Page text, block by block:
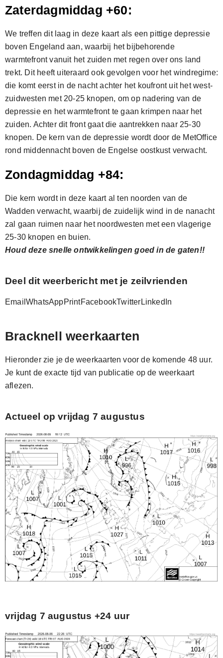
Zaterdagmiddag +60:
We treffen dit laag in deze kaart als een pittige depressie
boven Engeland aan, waarbij het bijbehorende
warmtefront vanuit het zuiden met regen over ons land
trekt. Dit heeft uiteraard ook gevolgen voor het windregime:
die komt eerst in de nacht achter het koufront uit het west-
zuidwesten met 20-25 knopen, om op nadering van de
depressie en het warmtefront te gaan krimpen naar het
zuiden. Achter dit front gaat die aantrekken naar 25-30
knopen. De kern van de depressie wordt door de MetOffice
rond middennacht boven de Engelse oostkust verwacht.
Zondagmiddag +84:
Die kern wordt in deze kaart al ten noorden van de
Wadden verwacht, waarbij de zuidelijk wind in de nanacht
zal gaan ruimen naar het noordwesten met een vlagerige
25-30 knopen en buien.
Houd deze snelle ontwikkelingen goed in de gaten!!
Deel dit weerbericht met je zeilvrienden
Email WhatsAppPrintFacebookTwitter LinkedIn
Bracknell weerkaarten
Hieronder zie je de weerkaarten voor de komende 48 uur.
Je kunt de exacte tijd van publicatie op de weerkaart
aflezen.
Actueel op vrijdag 7 augustus
vrijdag 7 augustus +24 uur